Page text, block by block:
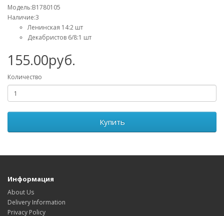
Модель:B1780105
Наличие:3
Ленинская 14:2 шт
Декабристов 6/8:1 шт
155.00руб.
Количество
Купить
Информация
About Us
Delivery Information
Privacy Policy